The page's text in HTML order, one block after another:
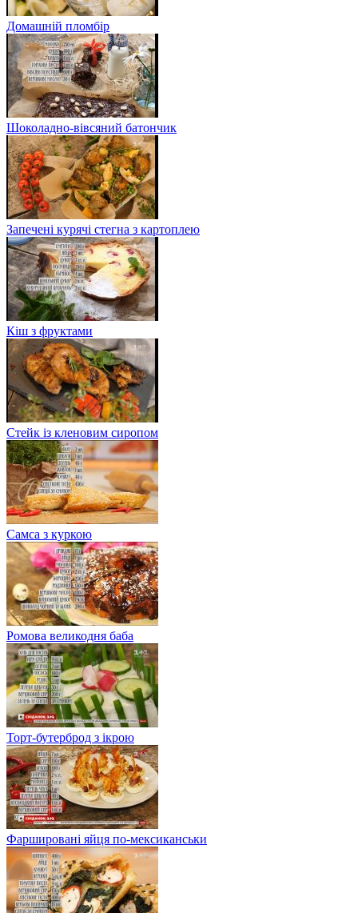
Домашній пломбір
Шоколадно-вівсяний батончик
Запечені курячі стегна з картоплею
Кіш з фруктами
Стейк із кленовим сиропом
Самса з куркою
Ромова великодня баба
Торт-бутерброд з ікрою
Фаршировані яйця по-мексиканськи